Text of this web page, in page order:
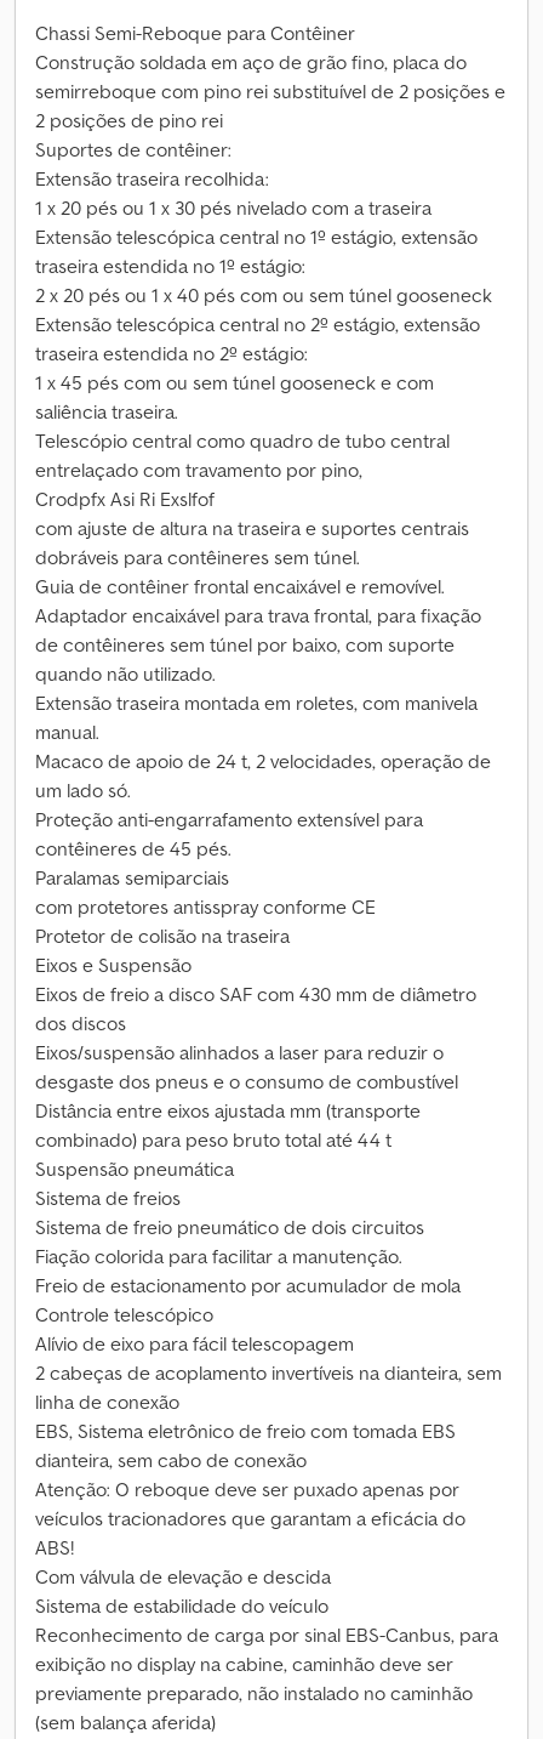
Chassi Semi-Reboque para Contêiner
Construção soldada em aço de grão fino, placa do
semirreboque com pino rei substituível de 2 posições e
2 posições de pino rei
Suportes de contêiner:
Extensão traseira recolhida:
1 x 20 pés ou 1 x 30 pés nivelado com a traseira
Extensão telescópica central no 1º estágio, extensão
traseira estendida no 1º estágio:
2 x 20 pés ou 1 x 40 pés com ou sem túnel gooseneck
Extensão telescópica central no 2º estágio, extensão
traseira estendida no 2º estágio:
1 x 45 pés com ou sem túnel gooseneck e com
saliência traseira.
Telescópio central como quadro de tubo central
entrelaçado com travamento por pino,
Crodpfx Asi Ri Exslfof
com ajuste de altura na traseira e suportes centrais
dobráveis para contêineres sem túnel.
Guia de contêiner frontal encaixável e removível.
Adaptador encaixável para trava frontal, para fixação
de contêineres sem túnel por baixo, com suporte
quando não utilizado.
Extensão traseira montada em roletes, com manivela
manual.
Macaco de apoio de 24 t, 2 velocidades, operação de
um lado só.
Proteção anti-engarrafamento extensível para
contêineres de 45 pés.
Paralamas semiparciais
com protetores antisspray conforme CE
Protetor de colisão na traseira
Eixos e Suspensão
Eixos de freio a disco SAF com 430 mm de diâmetro
dos discos
Eixos/suspensão alinhados a laser para reduzir o
desgaste dos pneus e o consumo de combustível
Distância entre eixos ajustada mm (transporte
combinado) para peso bruto total até 44 t
Suspensão pneumática
Sistema de freios
Sistema de freio pneumático de dois circuitos
Fiação colorida para facilitar a manutenção.
Freio de estacionamento por acumulador de mola
Controle telescópico
Alívio de eixo para fácil telescopagem
2 cabeças de acoplamento invertíveis na dianteira, sem
linha de conexão
EBS, Sistema eletrônico de freio com tomada EBS
dianteira, sem cabo de conexão
Atenção: O reboque deve ser puxado apenas por
veículos tracionadores que garantam a eficácia do
ABS!
Com válvula de elevação e descida
Sistema de estabilidade do veículo
Reconhecimento de carga por sinal EBS-Canbus, para
exibição no display na cabine, caminhão deve ser
previamente preparado, não instalado no caminhão
(sem balança aferida)